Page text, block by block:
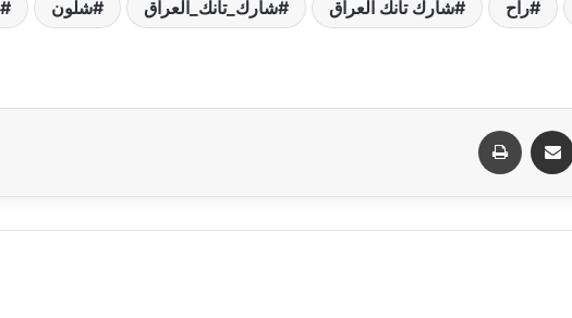
راح شارك تانك العراق شارك_تانك_العراق شلون
مشاركة عبر البريد